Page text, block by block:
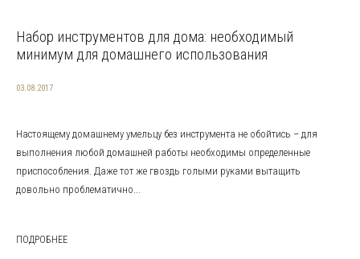
Набор инструментов для дома: необходимый
минимум для домашнего использования
03.08.2017
Настоящему домашнему умельцу без инструмента не обойтись – для
выполнения любой домашней работы необходимы определенные
приспособления. Даже тот же гвоздь голыми руками вытащить
довольно проблематично...
ПОДРОБНЕЕ